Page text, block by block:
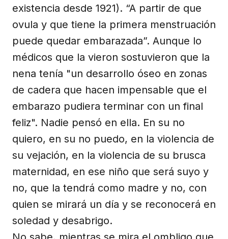
existencia desde 1921). “A partir de que
ovula y que tiene la primera menstruación
puede quedar embarazada”. Aunque lo
médicos que la vieron sostuvieron que la
nena tenía "un desarrollo óseo en zonas
de cadera que hacen impensable que el
embarazo pudiera terminar con un final
feliz". Nadie pensó en ella. En su no
quiero, en su no puedo, en la violencia de
su vejación, en la violencia de su brusca
maternidad, en ese niño que será suyo y
no, que la tendrá como madre y no, con
quien se mirará un día y se reconocerá en
soledad y desabrigo.